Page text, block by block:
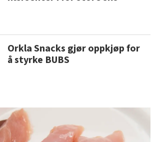
Orkla Snacks gjør oppkjøp for
å styrke BUBS